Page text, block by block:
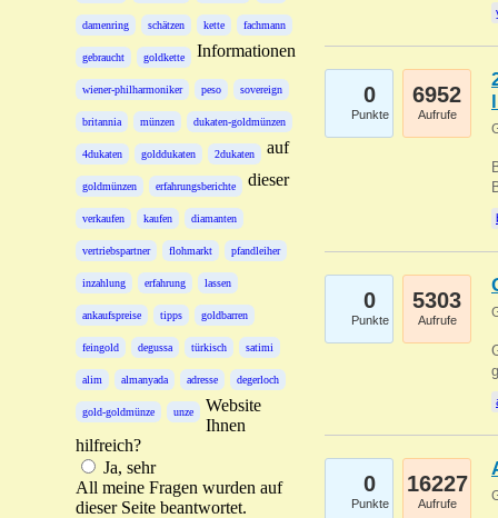
damenring schätzen kette fachmann
gebraucht goldkette
wiener-philharmoniker peso sovereign
britannia münzen dukaten-goldmünzen
4dukaten golddukaten 2dukaten
goldmünzen erfahrungsberichte
verkaufen kaufen diamanten
vertriebspartner flohmarkt pfandleiher
inzahlung erfahrung lassen
ankaufspreise tipps goldbarren
feingold degussa türkisch satimi
alim almanyada adresse degerloch
gold-goldmünze unze
Informationen
auf
dieser
Website
Ihnen
hilfreich?
Ja, sehr
All meine Fragen wurden auf
dieser Seite beantwortet.
0
Punkte
6952
Aufrufe
0
Punkte
5303
Aufrufe
0
Punkte
16227
Aufrufe